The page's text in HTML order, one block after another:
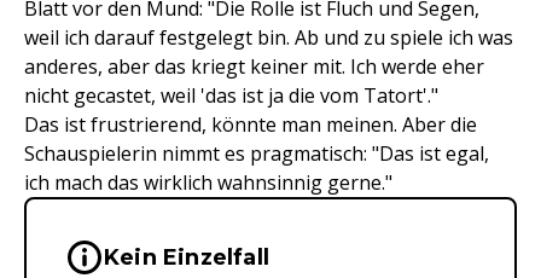
Blatt vor den Mund: "Die Rolle ist Fluch und Segen,
weil ich darauf festgelegt bin. Ab und zu spiele ich was
anderes, aber das kriegt keiner mit. Ich werde eher
nicht gecastet, weil 'das ist ja die vom Tatort'."
Das ist frustrierend, könnte man meinen. Aber die
Schauspielerin nimmt es pragmatisch: "Das ist egal,
ich mach das wirklich wahnsinnig gerne."
Wichtige Hinweise &
Kein Einzelfall